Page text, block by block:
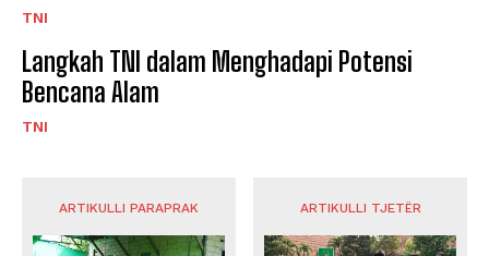
TNI
Langkah TNI dalam Menghadapi Potensi
Bencana Alam
TNI
ARTIKULLI PARAPRAK ARTIKULLI TJETËR